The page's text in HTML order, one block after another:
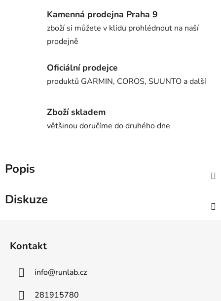
Kamenná prodejna Praha 9
zboží si můžete v klidu prohlédnout na naší
prodejně
Oficiální prodejce
produktů GARMIN, COROS, SUUNTO a další
Zboží skladem
většinou doručíme do druhého dne
Popis
Diskuze
Kontakt
info@runlab.cz
281915780